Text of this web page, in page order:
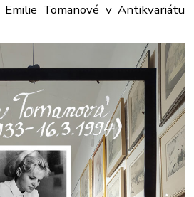
Tomanové v Antikvariátu